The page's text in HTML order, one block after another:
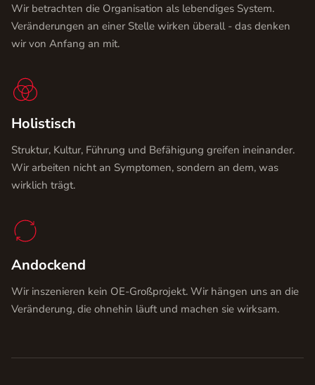
Wir betrachten die Organisation als lebendiges System.
Veränderungen an einer Stelle wirken überall - das denken
wir von Anfang an mit.
Holistisch
Struktur, Kultur, Führung und Befähigung greifen ineinander.
Wir arbeiten nicht an Symptomen, sondern an dem, was
wirklich trägt.
Andockend
Wir inszenieren kein OE-Großprojekt. Wir hängen uns an die
Veränderung, die ohnehin läuft und machen sie wirksam.